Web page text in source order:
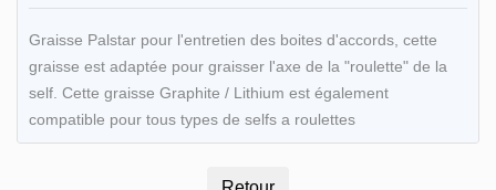
Graisse Palstar pour l'entretien des boites d'accords, cette
graisse est adaptée pour graisser l'axe de la "roulette" de la
self. Cette graisse Graphite / Lithium est également
compatible pour tous types de selfs a roulettes